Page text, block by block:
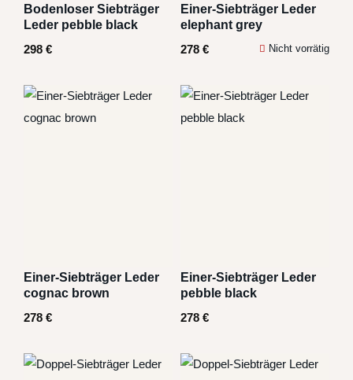
Bodenloser Siebträger
Leder pebble black
298 €
Einer-Siebträger Leder
elephant grey
278 € Nicht vorrätig
Einer-Siebträger Leder
cognac brown
278 €
Einer-Siebträger Leder
pebble black
278 €